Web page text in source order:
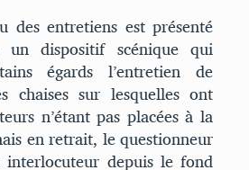
des entretiens est présenté
dispositif scénique qui
égards l’entretien de
chaises sur lesquelles ont
n’étant pas placées à la
en retrait, le questionneur
interlocuteur depuis le fond